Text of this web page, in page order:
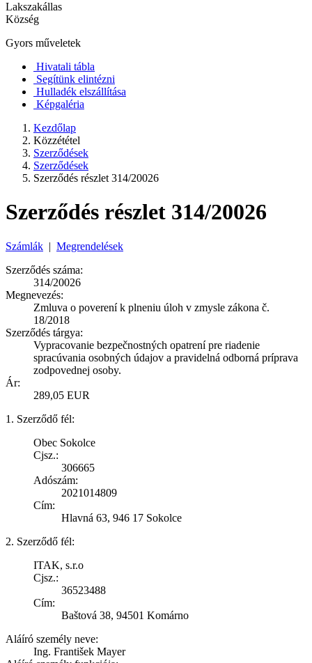
Lakszakállas
Község
Gyors műveletek
Hivatali tábla
Segítünk elintézni
Hulladék elszállítása
Képgaléria
Kezdőlap
Közzététel
Szerződések
Szerződések
Szerződés részlet 314/20026
Szerződés részlet 314/20026
Számlák | Megrendelések
Szerződés száma:
314/20026
Megnevezés:
Zmluva o poverení k plneniu úloh v zmysle zákona č.
18/2018
Szerződés tárgya:
Vypracovanie bezpečnostných opatrení pre riadenie
spracúvania osobných údajov a pravidelná odborná príprava
zodpovednej osoby.
Ár:
289,05 EUR
1. Szerződő fél:
Obec Sokolce
Cjsz.:
306665
Adószám:
2021014809
Cím:
Hlavná 63, 946 17 Sokolce
2. Szerződő fél:
ITAK, s.r.o
Cjsz.:
36523488
Cím:
Baštová 38, 94501 Komárno
Aláíró személy neve:
Ing. František Mayer